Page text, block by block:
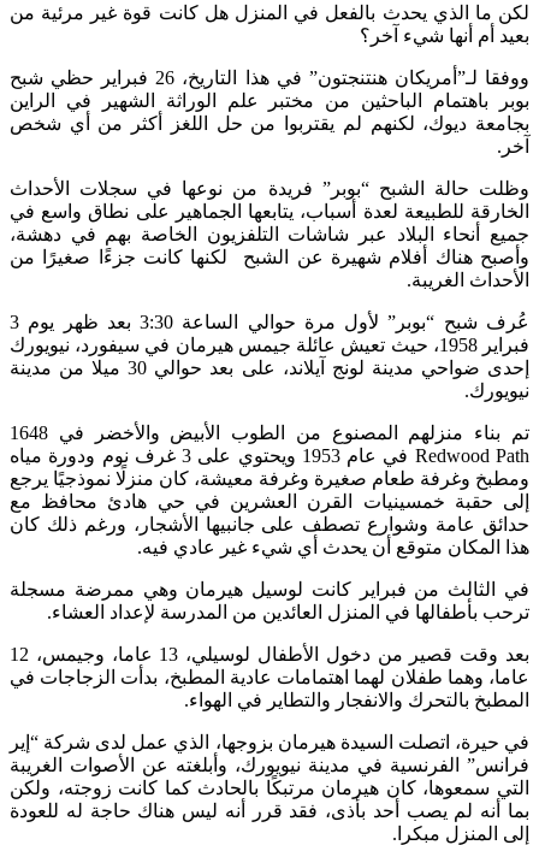
لكن ما الذي يحدث بالفعل في المنزل هل كانت قوة غير مرئية من
بعيد أم أنها شيء آخر؟
ووفقا لـ”أمريكان هنتنجتون” في هذا التاريخ، 26 فبراير حظي شبح
بوبر باهتمام الباحثين من مختبر علم الوراثة الشهير في الراين
بجامعة ديوك، لكنهم لم يقتربوا من حل اللغز أكثر من أي شخص
آخر.
وظلت حالة الشبح “بوبر” فريدة من نوعها في سجلات الأحداث
الخارقة للطبيعة لعدة أسباب، يتابعها الجماهير على نطاق واسع في
جميع أنحاء البلاد عبر شاشات التلفزيون الخاصة بهم في دهشة،
وأصبح هناك أفلام شهيرة عن الشبح لكنها كانت جزءًا صغيرًا من
الأحداث الغريبة.
عُرف شبح “بوبر” لأول مرة حوالي الساعة 3:30 بعد ظهر يوم 3
فبراير 1958، حيث تعيش عائلة جيمس هيرمان في سيفورد، نيويورك
إحدى ضواحي مدينة لونج آيلاند، على بعد حوالي 30 ميلا من مدينة
نيويورك.
تم بناء منزلهم المصنوع من الطوب الأبيض والأخضر في 1648
Redwood Path في عام 1953 ويحتوي على 3 غرف نوم ودورة مياه
ومطبخ وغرفة طعام صغيرة وغرفة معيشة، كان منزلًا نموذجيًا يرجع
إلى حقبة خمسينيات القرن العشرين في حي هادئ محافظ مع
حدائق عامة وشوارع تصطف على جانبيها الأشجار، ورغم ذلك كان
هذا المكان متوقع أن يحدث أي شيء غير عادي فيه.
في الثالث من فبراير كانت لوسيل هيرمان وهي ممرضة مسجلة
ترحب بأطفالها في المنزل العائدين من المدرسة لإعداد العشاء.
بعد وقت قصير من دخول الأطفال لوسيلي، 13 عاما، وجيمس، 12
عاما، وهما طفلان لهما اهتمامات عادية المطبخ، بدأت الزجاجات في
المطبخ بالتحرك والانفجار والتطاير في الهواء.
في حيرة، اتصلت السيدة هيرمان بزوجها، الذي عمل لدى شركة “إير
فرانس” الفرنسية في مدينة نيويورك، وأبلغته عن الأصوات الغريبة
التي سمعوها، كان هيرمان مرتبكًا بالحادث كما كانت زوجته، ولكن
بما أنه لم يصب أحد بأذى، فقد قرر أنه ليس هناك حاجة له ​​للعودة
إلى المنزل مبكرا.